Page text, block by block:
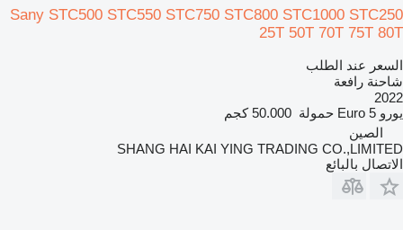
Sany STC500 STC550 STC750 STC800 STC1000 STC250
25T 50T 70T 75T 80T
السعر عند الطلب
شاحنة رافعة
2022
يورو Euro 5 حمولة 50.000 كجم
الصين
SHANG HAI KAI YING TRADING CO.,LIMITED
الاتصال بالبائع